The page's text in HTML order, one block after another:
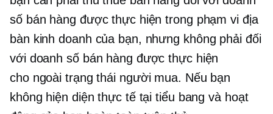
số bán hàng được thực hiện trong phạm vi địa
bàn kinh doanh của bạn, nhưng không phải đối
với doanh số bán hàng được thực hiện
cho ngoài trạng thái người mua. Nếu bạn
không hiện diện thực tế tại tiểu bang và hoạt